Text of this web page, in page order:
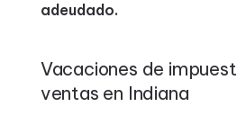
adeudado.
Vacaciones de
ventas en Indiana